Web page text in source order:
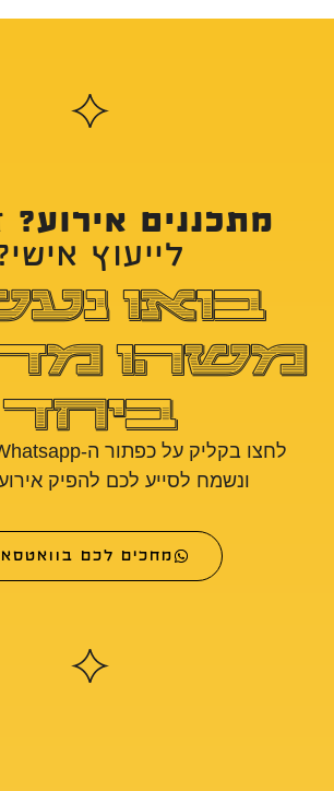
מתכננים אירוע?
לייעוץ
בואו
משהו
ביחד
ונשמח לסייע לכם להפיק
מחכים לכם